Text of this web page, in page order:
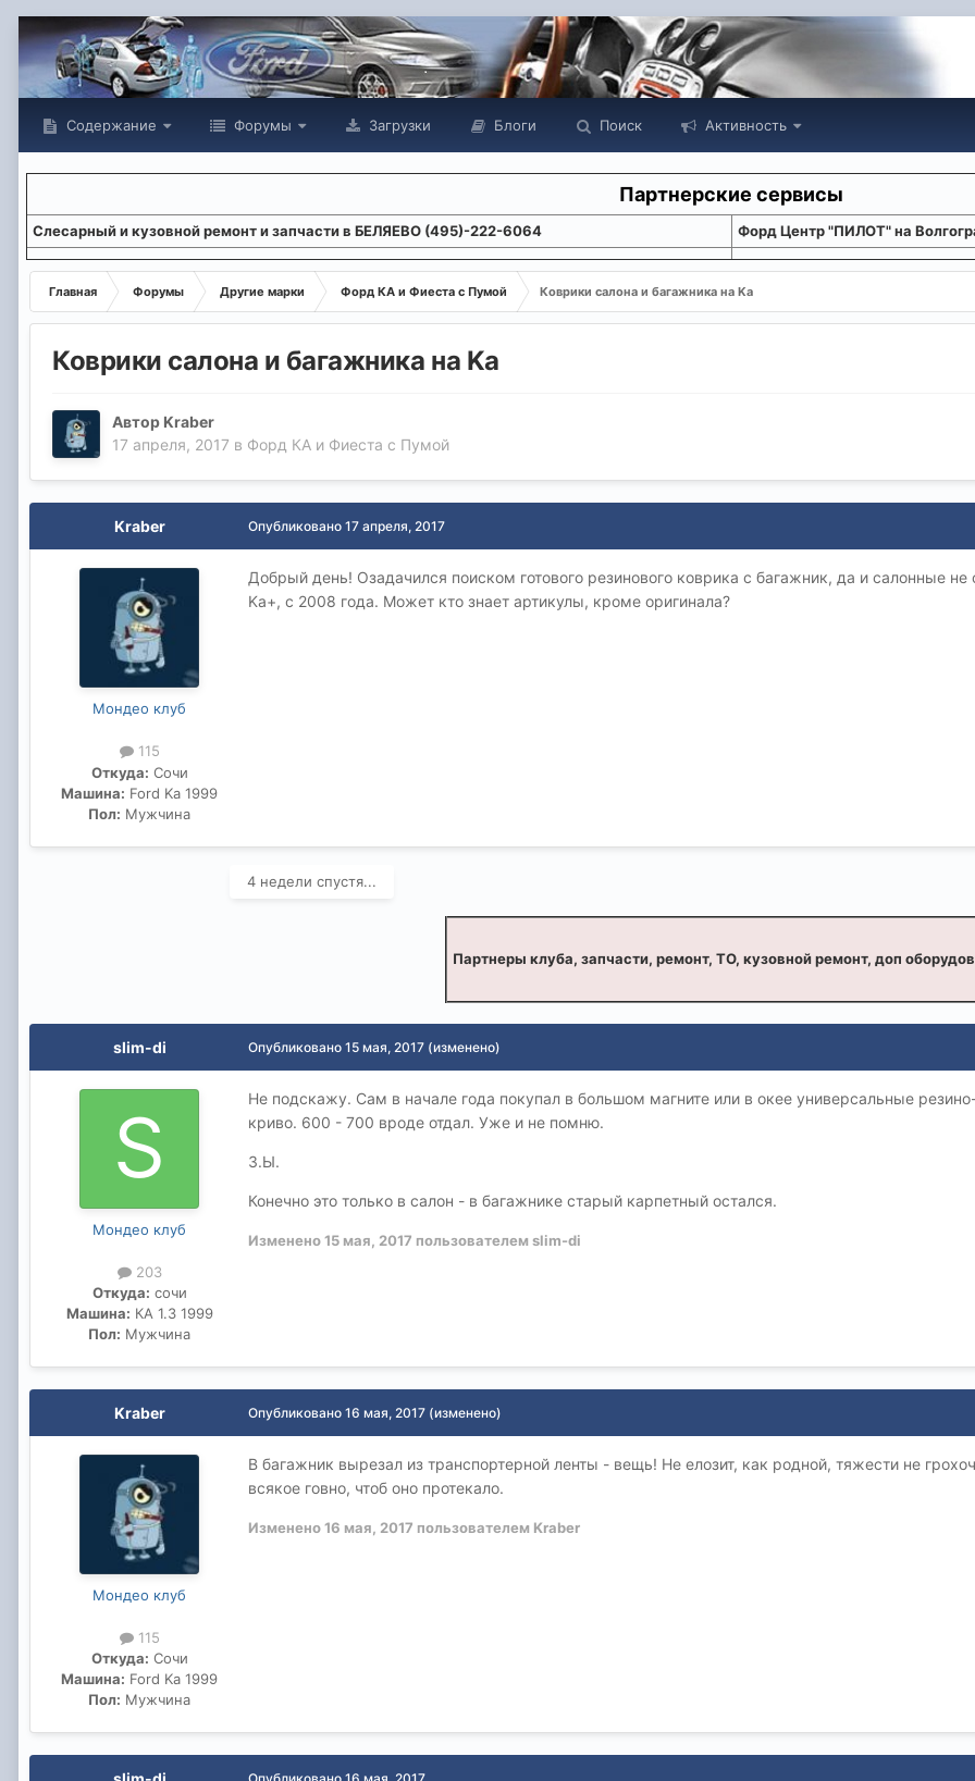
Содержание Форумы Загрузки Блоги Поиск Активность
Партнерские сервисы
Слесарный и кузовной ремонт и запчасти в БЕЛЯЕВО (495)-222-6064 Форд Центр "ПИЛОТ" на
Главная Форумы Другие марки Форд КА и Фиеста с Пумой Коврики салона и багажника на Ka
Коврики салона и багажника на Ka
Автор Kraber
17 апреля, 2017 в Форд КА и Фиеста с Пумой
Kraber
Мондео клуб
115
Откуда: Сочи
Машина: Ford Ka 1999
Пол: Мужчина
Опубликовано 17 апреля, 2017
Добрый день! Озадачился поиском готового резинового коврика с багажник, да и салонные
Ka+, с 2008 года. Может кто знает артикулы, кроме оригинала?
4 недели спустя...
Партнеры клуба, запчасти, ремонт, ТО, кузовной ремонт, доп
slim-di
Мондео клуб
203
Откуда: сочи
Машина: КА 1.3 1999
Пол: Мужчина
Опубликовано 15 мая, 2017 (изменено)
Не подскажу. Сам в начале года покупал в большом магните или в окее универсальные
криво. 600 - 700 вроде отдал. Уже и не помню.
З.Ы.
Конечно это только в салон - в багажнике старый карпетный остался.
Изменено15 мая, 2017 пользователем slim-di
Kraber
Мондео клуб
115
Откуда: Сочи
Машина: Ford Ka 1999
Пол: Мужчина
Опубликовано 16 мая, 2017 (изменено)
В багажник вырезал из транспортерной ленты - вещь! Не елозит, как родной, тяжести не
всякое говно, чтоб оно протекало.
Изменено16 мая, 2017 пользователем Kraber